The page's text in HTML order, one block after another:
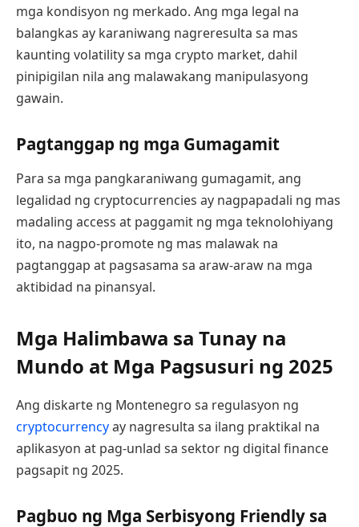
mga kondisyon ng merkado. Ang mga legal na
balangkas ay karaniwang nagreresulta sa mas
kaunting volatility sa mga crypto market, dahil
pinipigilan nila ang malawakang manipulasyong
gawain.
Pagtanggap ng mga Gumagamit
Para sa mga pangkaraniwang gumagamit, ang
legalidad ng cryptocurrencies ay nagpapadali ng mas
madaling access at paggamit ng mga teknolohiyang
ito, na nagpo-promote ng mas malawak na
pagtanggap at pagsasama sa araw-araw na mga
aktibidad na pinansyal.
Mga Halimbawa sa Tunay na
Mundo at Mga Pagsusuri ng 2025
Ang diskarte ng Montenegro sa regulasyon ng
cryptocurrencyay nagresulta sa ilang praktikal na
aplikasyon at pag-unlad sa sektor ng digital finance
pagsapit ng 2025.
Pagbuo ng Mga Serbisyong Friendly sa